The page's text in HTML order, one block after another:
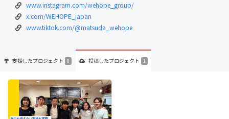
www.instagram.com/wehope_group/
x.com/WEHOPE_japan
www.tiktok.com/@matsuda_wehope
支援したプロジェクト 0 投稿したプロジェクト 1